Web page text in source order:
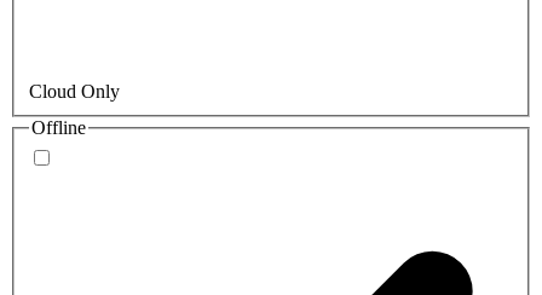
Cloud Only
Offline